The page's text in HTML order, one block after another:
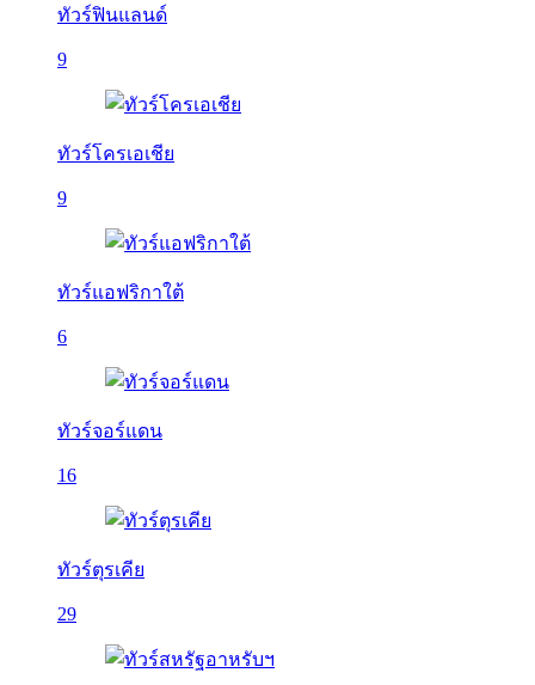
ทัวร์ฟินแลนด์
9
ทัวร์โครเอเชีย
9
ทัวร์แอฟริกาใต้
6
ทัวร์จอร์แดน
16
ทัวร์ตุรเคีย
29